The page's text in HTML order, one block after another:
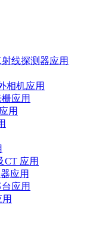
线探测器应用
相机应用
应用
用
CT 应用
应用
应用